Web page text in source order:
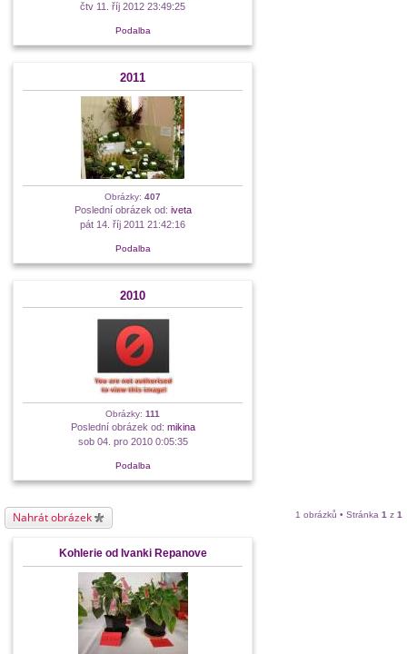
čtv 11. říj 2012 23:49:25
Podalba
2011
Obrázky: 407
Poslední obrázek od: iveta
pát 14. říj 2011 21:42:16
Podalba
2010
Obrázky: 111
Poslední obrázek od: mikina
sob 04. pro 2010 0:05:35
Podalba
Nahrát obrázek 1 obrázků • Stránka 1 z 1
Kohlerie od Ivanki Repanove